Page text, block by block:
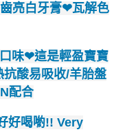
亮白牙膏❤瓦解色
味❤這是輕盈寶寶
酸易吸收/羊胎盤
配合
好喝喲!! Very